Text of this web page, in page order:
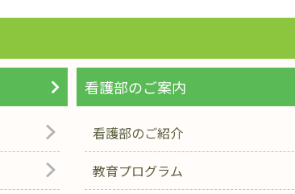
看護部のご案内
看護部のご紹介
教育プログラム